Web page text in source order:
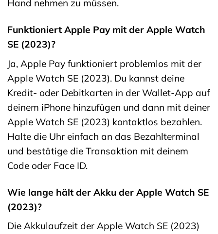
Hand nehmen zu müssen.
Funktioniert Apple Pay mit der Apple Watch
SE (2023)?
Ja, Apple Pay funktioniert problemlos mit der
Apple Watch SE (2023). Du kannst deine
Kredit- oder Debitkarten in der Wallet-App auf
deinem iPhone hinzufügen und dann mit deiner
Apple Watch SE (2023) kontaktlos bezahlen.
Halte die Uhr einfach an das Bezahlterminal
und bestätige die Transaktion mit deinem
Code oder Face ID.
Wie lange hält der Akku der Apple Watch SE
(2023)?
Die Akkulaufzeit der Apple Watch SE (2023)